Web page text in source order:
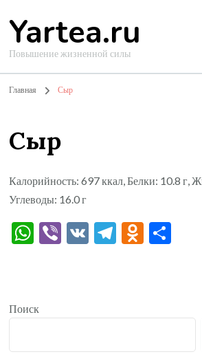
Yartea.ru
Повышение жизненной силы
Главная Сыр
Сыр
Калорийность: 697 ккал, Белки: 10.8 г,
Углеводы: 16.0 г
WhatsApp
Viber
VK Telegram
Поиск